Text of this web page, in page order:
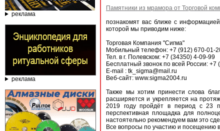
реклама
реклама
Памятники из мрамора от Торговой
познакомят вас ближе с
которой мы приводим ниже:
Торговая Компания "Сигма"
Мобильный телефон: +7 (912) 670-01-
Тел. в г. Полевском: +7 (34350) 4-09-99
Бесплатный звонок по всей России: +7
E-mail : tk_sigma@mail.ru
Веб-сайт: www.sigma2004.ru
Также мы хотим принести слова
расширяется и укрепляется на
2019 году пройдёт в период с 23
перспективная площадка для
настоятельно рекомендуем вам это
Все вопросы по участию и